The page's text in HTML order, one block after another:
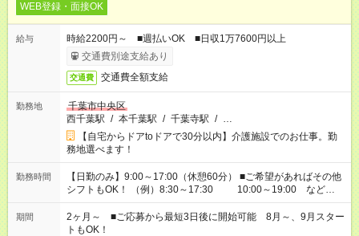
WEB登録・面接OK
給与
時給2200円～ ■週払いOK ■日収1万7600円以上
交通費別途支給あり
交通費 交通費全額支給
勤務地
千葉市中央区
西千葉駅 / 本千葉駅 / 千葉寺駅 / …
【自宅からドアtoドアで30分以内】介護施設でのお仕事。勤
務地選べます！
勤務時間
【日勤のみ】9:00～17:00（休憩60分） ■ご希望があればその他
シフトもOK！ （例）8:30～17:30 10:00～19:00 など
「家族とお休みを合わせたい」 「できれば残業はしたくない」
など、あなたのご希望に沿ったお仕事をご紹介します！ ※Wワ
ーク希望の方へ 今ご覧のお仕事で希望する勤務時間と、もう1つ
期間
2ヶ月～ ■ご応募から最短3日後に開始可能 8月～、9月スター
トもOK！